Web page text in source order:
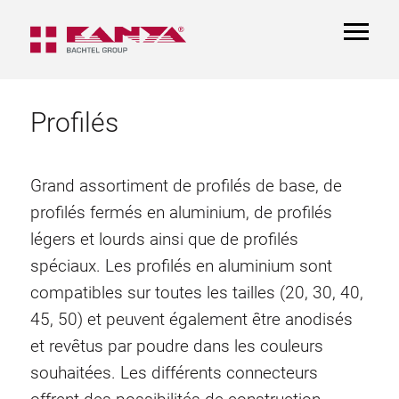
Profilés
Grand assortiment de profilés de base, de
profilés fermés en aluminium, de profilés
légers et lourds ainsi que de profilés
spéciaux. Les profilés en aluminium sont
compatibles sur toutes les tailles (20, 30, 40,
45, 50) et peuvent également être anodisés
et revêtus par poudre dans les couleurs
souhaitées. Les différents connecteurs